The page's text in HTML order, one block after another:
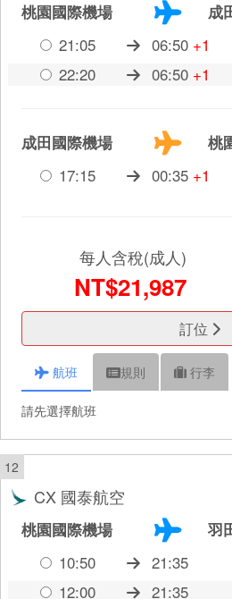
桃園國際機場
成
21:05
06:50 +1
22:20
06:50 +1
成田國際機場
桃
17:15
00:35 +1
每人含稅(成人)
NT$21,987
訂位
航班 規則 行李
請先選擇航班
12
CX 國泰航空
桃園國際機場
羽
10:50
21:35
12:00
21:35